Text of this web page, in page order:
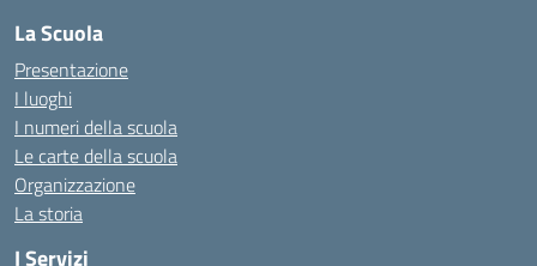
La Scuola
Presentazione
I luoghi
I numeri della scuola
Le carte della scuola
Organizzazione
La storia
I Servizi